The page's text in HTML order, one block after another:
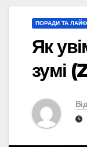
ПОРАДИ ТА
Як
зумі
Від